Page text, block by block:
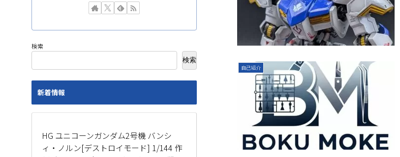
自己紹介
検索
検索
新着情報
HG ユニコーンガンダム2号機 バンシ
ィ・ノルン[デストロイモード] 1/144 作